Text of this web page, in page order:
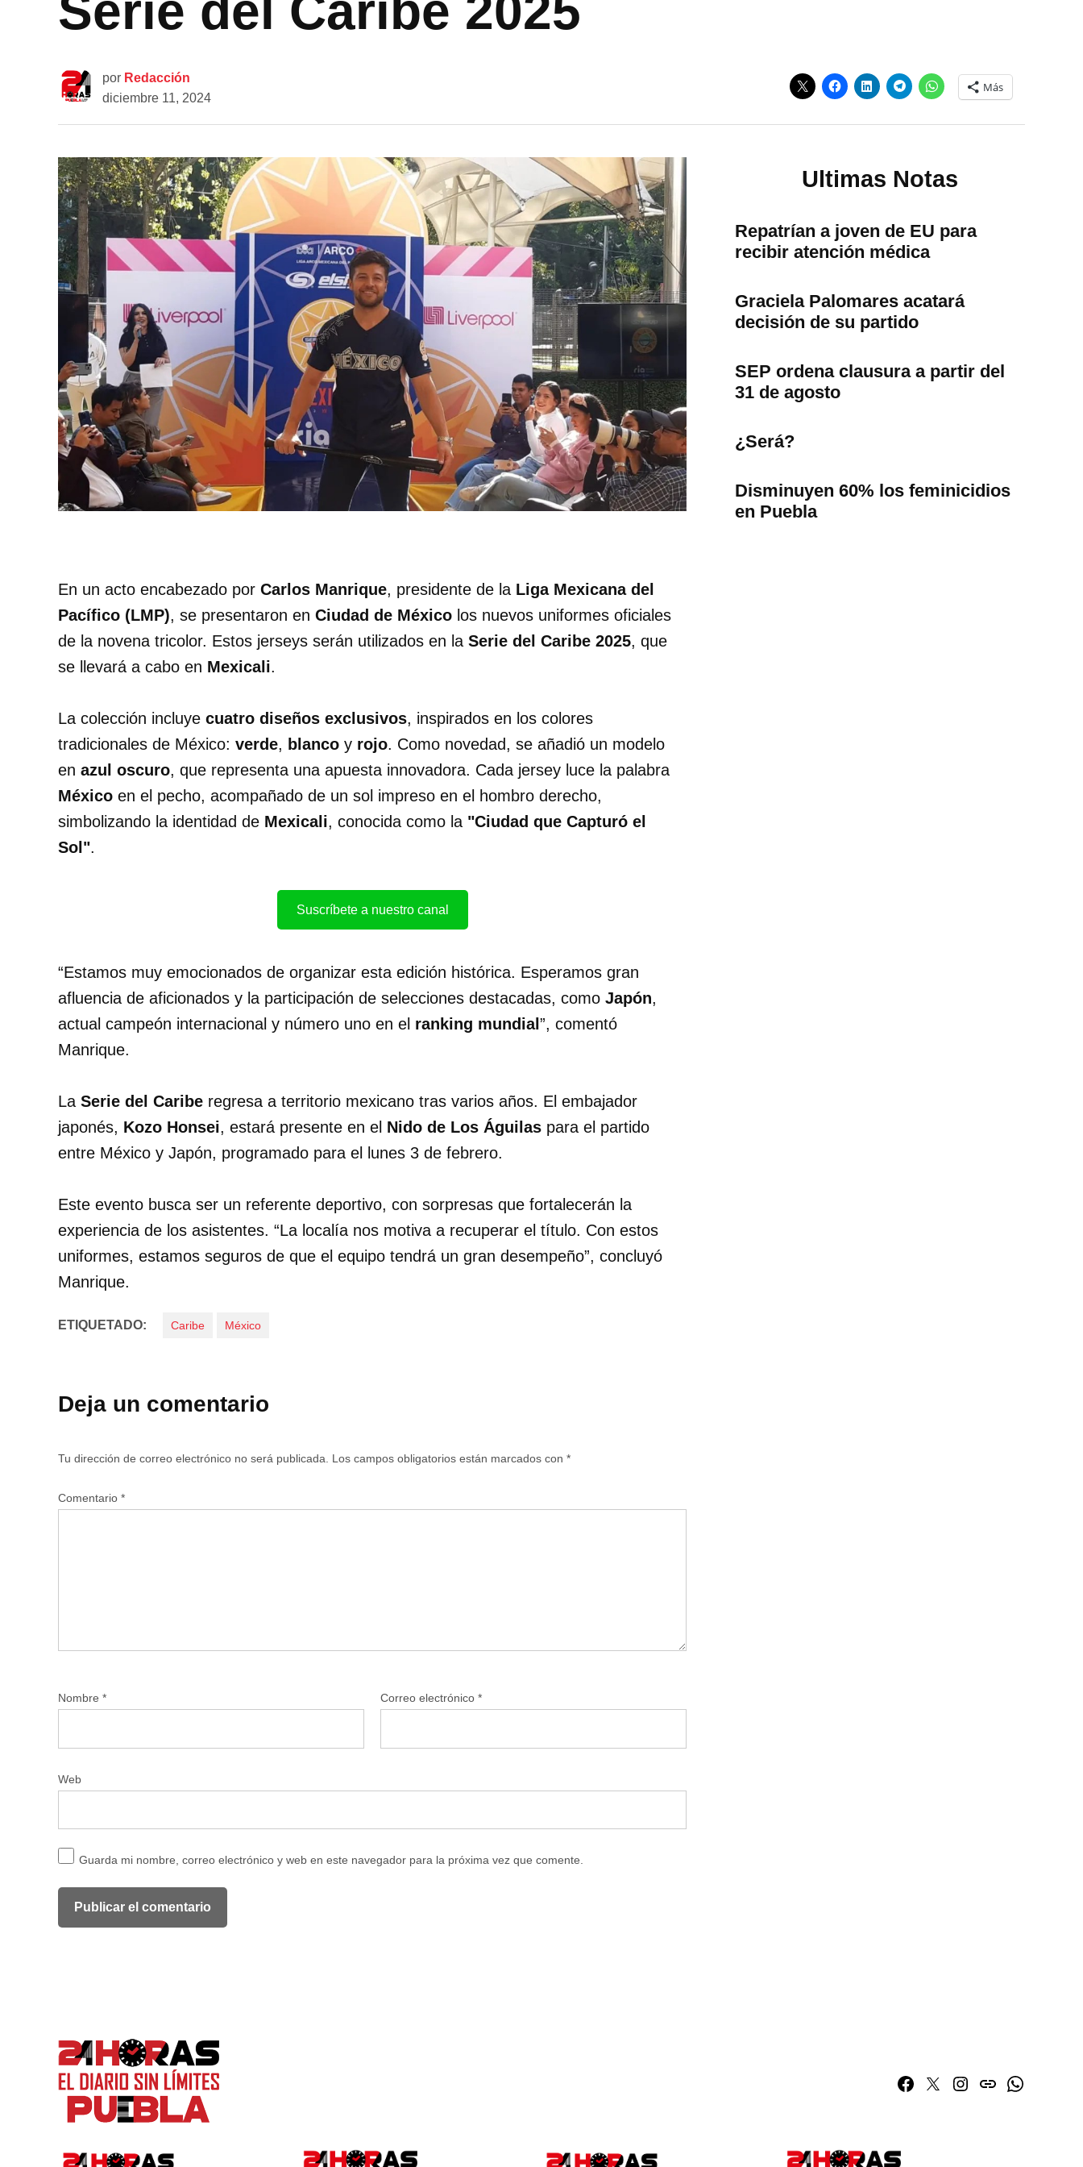
por Redacción
diciembre 11, 2024
Más
En un acto encabezado por Carlos Manrique, presidente de la Liga Mexicana del
Pacífico (LMP), se presentaron en Ciudad de México los nuevos uniformes oficiales
de la novena tricolor. Estos jerseys serán utilizados en la Serie del Caribe 2025, que
se llevará a cabo en Mexicali.
La colección incluye cuatro diseños exclusivos, inspirados en los colores
tradicionales de México: verde, blanco y rojo. Como novedad, se añadió un modelo
en azul oscuro, que representa una apuesta innovadora. Cada jersey luce la palabra
México en el pecho, acompañado de un sol impreso en el hombro derecho,
simbolizando la identidad de Mexicali, conocida como la "Ciudad que Capturó el
Sol".
Suscríbete a nuestro canal
“Estamos muy emocionados de organizar esta edición histórica. Esperamos gran
afluencia de aficionados y la participación de selecciones destacadas, como Japón,
actual campeón internacional y número uno en el ranking mundial ”, comentó
Manrique.
La Serie del Caribe regresa a territorio mexicano tras varios años. El embajador
japonés, Kozo Honsei, estará presente en el Nido de Los Águilas para el partido
entre México y Japón, programado para el lunes 3 de febrero.
Este evento busca ser un referente deportivo, con sorpresas que fortalecerán la
experiencia de los asistentes. “La localía nos motiva a recuperar el título. Con estos
uniformes, estamos seguros de que el equipo tendrá un gran desempeño”, concluyó
Manrique.
ETIQUETADO: Caribe México
Deja un comentario
Tu dirección de correo electrónico no será publicada. Los campos obligatorios están marcados con *
Comentario *
Nombre * Correo electrónico *
Web
Guarda mi nombre, correo electrónico y web en este navegador para la próxima vez que comente.
Ultimas Notas
Repatrían a joven de EU para
recibir atención médica
Graciela Palomares acatará
decisión de su partido
SEP ordena clausura a partir del
31 de agosto
¿Será?
Disminuyen 60% los feminicidios
en Puebla
Facebook
TwitterInstagram
issuuWhatsapp